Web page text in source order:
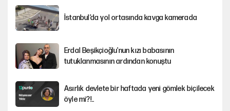
İstanbul’da yol ortasında kavga kamerada
Erdal Beşikçioğlu'nun kızı babasının
tutuklanmasının ardından konuştu
Asırlık devlete bir haftada yeni gömlek biçilecek
öyle mi?!..